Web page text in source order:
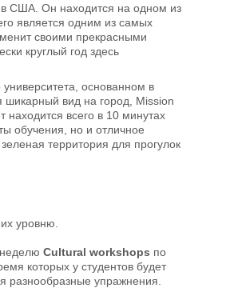
США. Он находится на одном из
является одним из самых
своими прекрасными
круглый год здесь
университета, основанном в
шикарный вид на город, Mission
всего в 10 минутах
обучения, но и отличное
территория для прогулок
уровню.
Cultural workshops по
которых у студентов будет
разнообразные упражнения.